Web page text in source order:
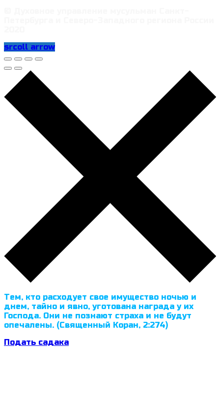
srcoll arrow
Тем, кто расходует свое имущество ночью и
днем, тайно и явно, уготована награда у их
Господа. Они не познают страха и не будут
опечалены. (Священный Коран, 2:274)
Подать садака